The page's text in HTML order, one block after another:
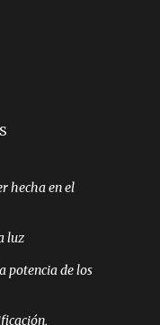
hecha en el
luz
potencia de los